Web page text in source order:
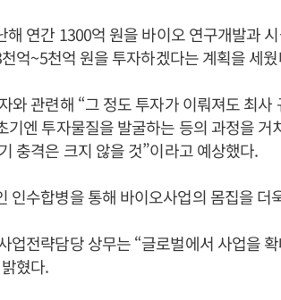
해 연간 1300억 원을 바이오 연구개발과
억~5천억 원을 투자하겠다는 계획을 세
와 관련해 “그 정도 투자가 이뤄져도 최
기엔 투자물질을 발굴하는 등의 과정을
충격은 크지 않을 것”이라고 예상했다.
인수합병을 통해 바이오사업의 몸집을 더
업전략담당 상무는 “글로벌에서 사업을
혔다.